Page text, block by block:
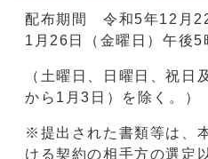
配布期間 令和5年12月
1月26日（金曜日）午後5
（土曜日、日曜日、祝日
から1月3日）を除く。）
※提出された書類等は、
ける契約の相手方の選定